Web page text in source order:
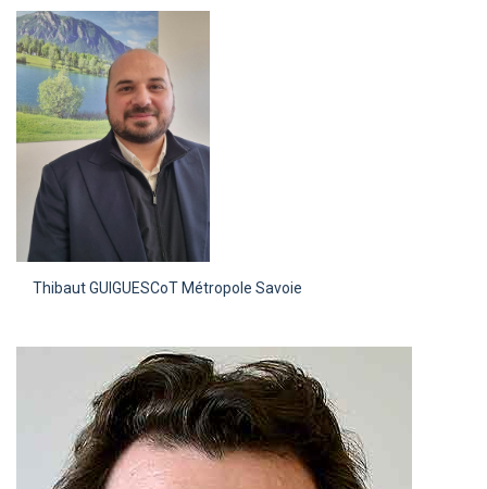
Thibaut GUIGUESCoT Métropole Savoie